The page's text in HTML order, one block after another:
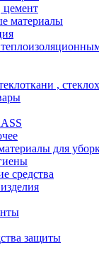
материалы
,
для
средства
защиты